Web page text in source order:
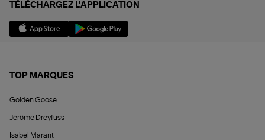
TÉLÉCHARGEZ L'APPLICATION
TOP MARQUES
Golden Goose
Jérôme Dreyfuss
Isabel Marant